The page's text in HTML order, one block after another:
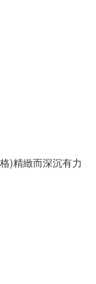
)精緻而深沉有力